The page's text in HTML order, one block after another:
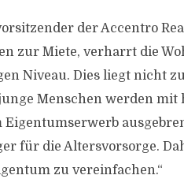
der Accentro
zur Miete, verharrt die
Niveau. Dies liegt nicht
Menschen werden mit
für die Altersvorsorge.
zu vereinfachen.“